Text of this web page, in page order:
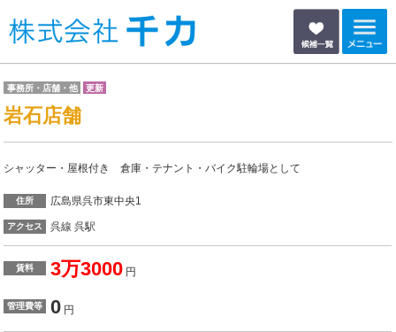
事務所・店舗・他 更新
岩石店舗
シャッター・屋根付き 倉庫・テナント・バイク駐輪場として
住所 広島県呉市東中央1
アクセス 呉線 呉駅
賃料 3万3000 円
管理費等 0 円